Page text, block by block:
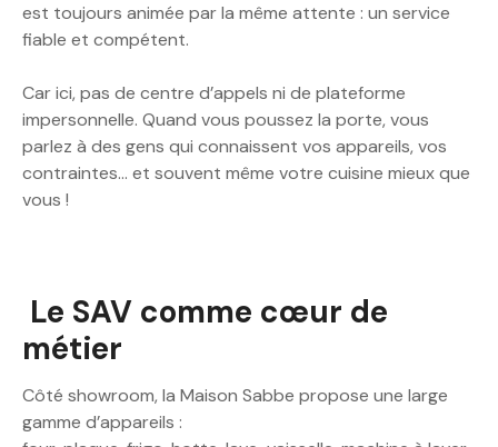
est toujours animée par la même attente : un service
fiable et compétent.
Car ici, pas de centre d’appels ni de plateforme
impersonnelle. Quand vous poussez la porte, vous
parlez à des gens qui connaissent vos appareils, vos
contraintes… et souvent même votre cuisine mieux que
vous !
Le SAV comme cœur de
métier
Côté showroom, la Maison Sabbe propose une large
gamme d’appareils :